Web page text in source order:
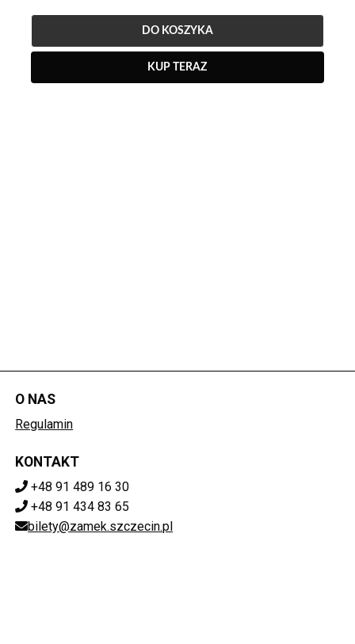
DO KOSZYKA
KUP TERAZ
O NAS
Regulamin
KONTAKT
+48 91 489 16 30
+48 91 434 83 65
bilety@zamek.szczecin.pl